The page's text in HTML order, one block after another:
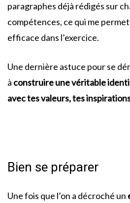
paragraphes déjà rédigés sur
compétences, ce qui me
efficace dans l’exercice.
Une dernière astuce pour se
à construire une véritable
avec tes valeurs, tes
Bien se préparer
Une fois que l’on a décroché un